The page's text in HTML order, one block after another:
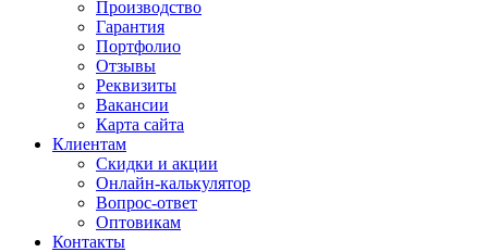
Производство
Гарантия
Портфолио
Отзывы
Реквизиты
Вакансии
Карта сайта
Клиентам
Скидки и акции
Онлайн-калькулятор
Вопрос-ответ
Оптовикам
Контакты